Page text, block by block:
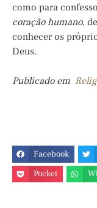
como para
coração humano,
conhecer os
Deus.
Publicado em
Facebook
Pocket